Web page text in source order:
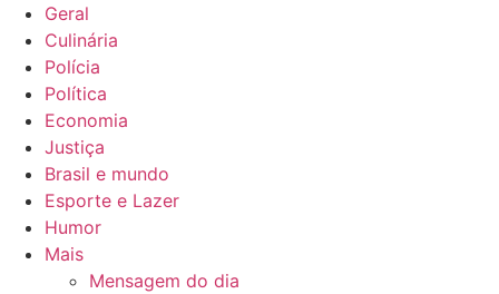
Geral
Culinária
Polícia
Política
Economia
Justiça
Brasil e mundo
Esporte e Lazer
Humor
Mais
Mensagem do dia